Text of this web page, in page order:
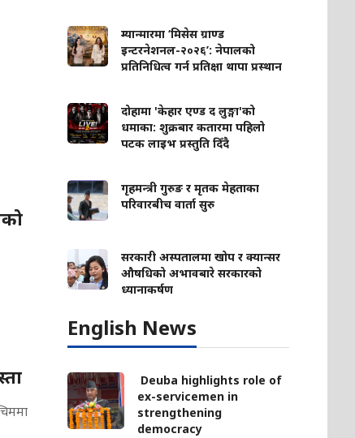
म्यान्मारमा ‘मिसेस ग्राण्ड
इन्टरनेशनल-२०२६’: नेपालको
प्रतिनिधित्व गर्न प्रतिक्षा थापा प्रस्थान
दोहामा 'केहार एण्ड द लुङ्गा'को
धमाका: शुक्रबार कतारमा पहिलो
पटक लाइभ प्रस्तुति दिँदै
गृहमन्त्री गुरुङ र मृतक मेहताका
परिवारबीच वार्ता सुरु
सरकारी अस्पतालमा खोप र क्यान्सर
औषधिको अभावबारे सरकारको
ध्यानाकर्षण
English News
Deuba highlights role of
ex-servicemen in
strengthening
democracy